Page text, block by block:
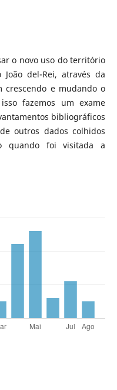
o novo uso do território
del-Rei, através da
crescendo e mudando o
fazemos um exame
bibliográficos
outros dados colhidos
quando foi visitada a